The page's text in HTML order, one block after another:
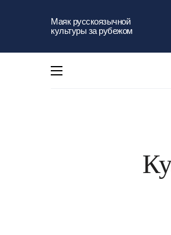
Маяк русскоязычной
культуры за рубежом